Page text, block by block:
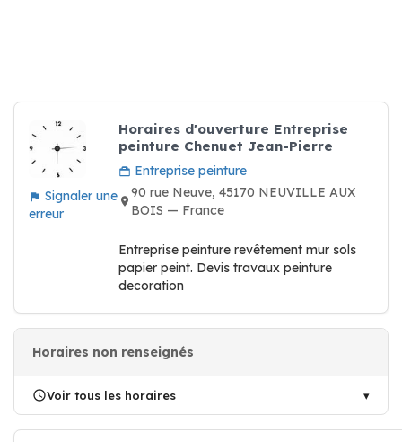
Signaler une
erreur
Horaires d'ouverture Entreprise
peinture Chenuet Jean-Pierre
Entreprise peinture
90 rue Neuve, 45170 NEUVILLE AUX
BOIS — France
Entreprise peinture revêtement mur sols
papier peint. Devis travaux peinture
decoration
Horaires non renseignés
Voir tous les horaires